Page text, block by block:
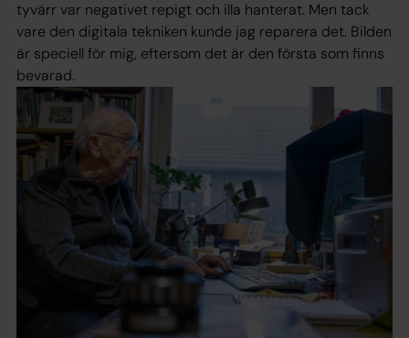
tyvärr var negativet repigt och illa hanterat. Men tack
vare den digitala tekniken kunde jag reparera det. Bilden
är speciell för mig, eftersom det är den första som finns
bevarad.